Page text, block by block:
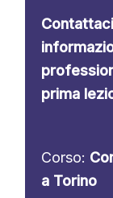
prima
Corso:
a Torino